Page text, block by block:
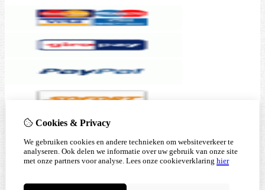
Cookies & Privacy
We gebruiken cookies en andere technieken om websiteverkeer te
analyseren. Ook delen we informatie over uw gebruik van onze site
met onze partners voor analyse. Lees onze cookieverklaring hier